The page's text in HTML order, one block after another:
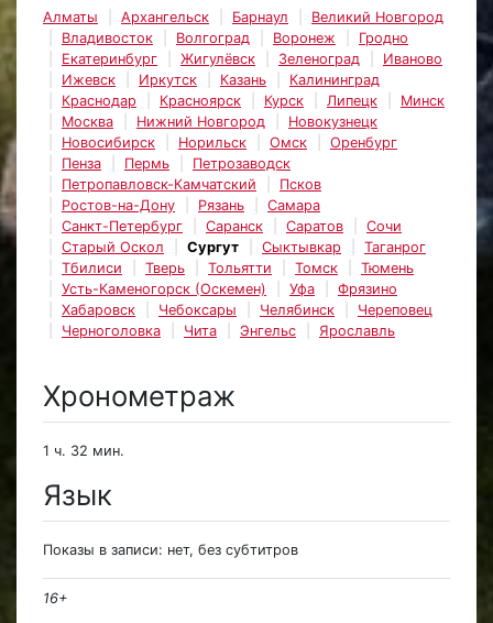
Алматы Архангельск Барнаул
Великий Новгород
Владивосток
Волгоград Воронеж
Гродно
Екатеринбург
Жигулёвск Зеленоград
Иваново
Ижевск
Иркутск Казань
Калининград
Краснодар
Красноярск Курск Липецк
Минск
Москва
Нижний Новгород
Новокузнецк
Новосибирск
Норильск Омск
Оренбург
Пенза
Пермь
Петрозаводск
Петропавловск-Камчатский
Псков
Ростов-на-Дону
Рязань
Самара
Санкт-Петербург
Саранск Саратов
Сочи
Старый Оскол
Сургут Сыктывкар
Таганрог
Тбилиси
Тверь Тольятти Томск
Тюмень
Усть-Каменогорск (Оскемен)
Уфа
Фрязино
Хабаровск
Чебоксары Челябинск
Череповец
Черноголовка
Чита Энгельс Ярославль
Хронометраж
1 ч. 32 мин.
Язык
Показы в записи: нет, без субтитров
16+